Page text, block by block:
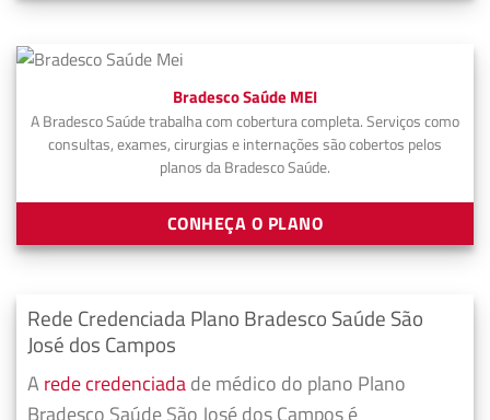
Bradesco Saúde MEI
A Bradesco Saúde trabalha com cobertura completa. Serviços como
consultas, exames, cirurgias e internações são cobertos pelos
planos da Bradesco Saúde.
CONHEÇA O PLANO
Rede Credenciada Plano Bradesco Saúde São
José dos Campos
A rede credenciadade médico do plano Plano
Bradesco Saúde São José dos Campos é